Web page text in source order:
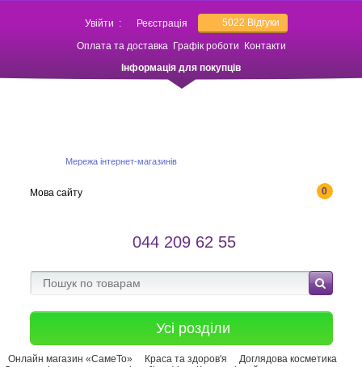
Увійти : Реєстрація 5022 Відгуки
Оплата та доставка Графік роботи
Контакти
Інформація для покупців
Мережа інтернет-магазинів
0
Мова сайту
044 209 62 55
Усі розділи
Онлайн магазин «СамеТо» Краса та здоров'я
Доглядова косметика